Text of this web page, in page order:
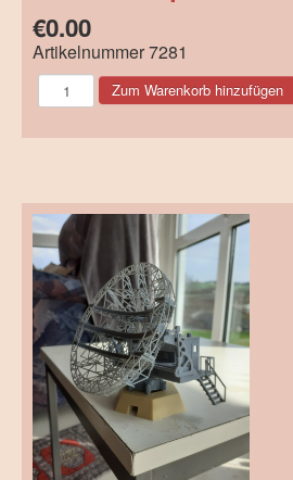
€0.00
Artikelnummer7281